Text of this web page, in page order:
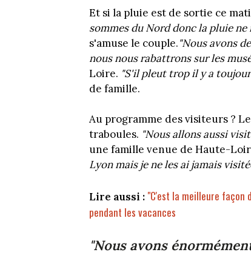
Et si la pluie est de sortie ce
sommes du Nord donc la pluie
s'amuse le couple."Nous avons
nous nous rabattrons sur les
Loire. "S'il pleut trop il y a
de famille.
Au programme des visiteurs ?
traboules. "Nous allons aussi
une famille venue de Haute-
Lyon mais je ne les ai jamais
Lire aussi : "C'est la meilleure façon
pendant les vacances
"Nous avons